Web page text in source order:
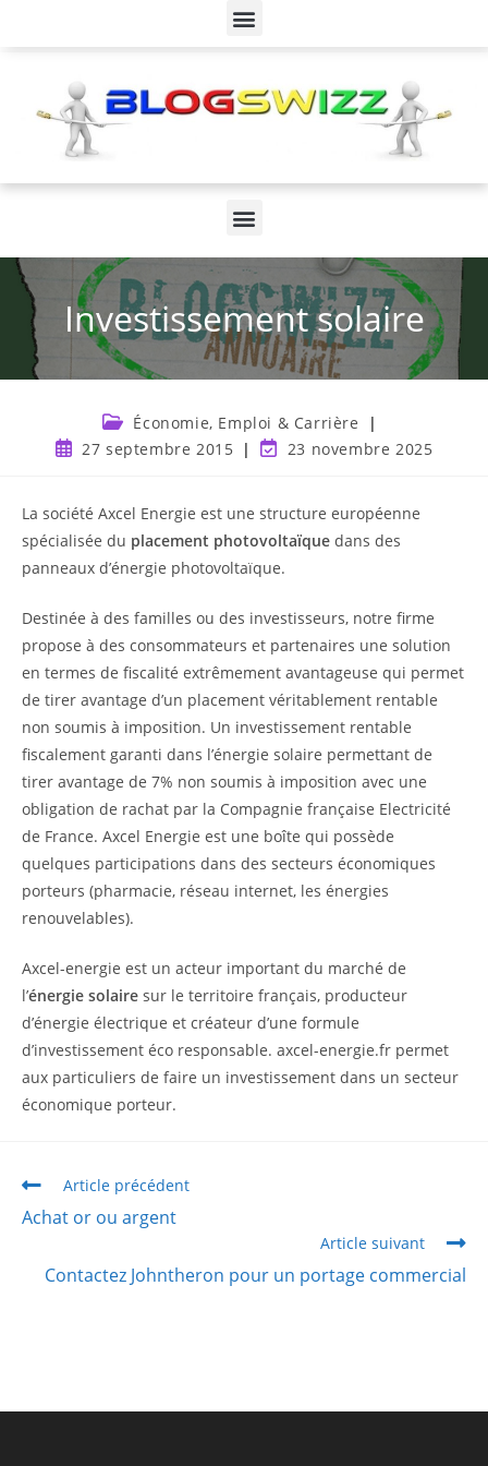
Investissement solaire
Économie, Emploi & Carrière
27 septembre 2015
23 novembre 2025
La société Axcel Energie est une structure européenne
spécialisée du placement photovoltaïque dans des
panneaux d’énergie photovoltaïque.
Destinée à des familles ou des investisseurs, notre firme
propose à des consommateurs et partenaires une solution
en termes de fiscalité extrêmement avantageuse qui permet
de tirer avantage d’un placement véritablement rentable
non soumis à imposition. Un investissement rentable
fiscalement garanti dans l’énergie solaire permettant de
tirer avantage de 7% non soumis à imposition avec une
obligation de rachat par la Compagnie française Electricité
de France. Axcel Energie est une boîte qui possède
quelques participations dans des secteurs économiques
porteurs (pharmacie, réseau internet, les énergies
renouvelables).
Axcel-energie est un acteur important du marché de
l’énergie solaire sur le territoire français, producteur
d’énergie électrique et créateur d’une formule
d’investissement éco responsable. axcel-energie.fr permet
aux particuliers de faire un investissement dans un secteur
économique porteur.
Article précédent
Achat or ou argent
Article suivant
Contactez Johntheron pour un portage commercial